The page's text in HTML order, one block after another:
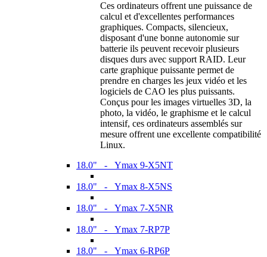
Ces ordinateurs offrent une puissance de
calcul et d'excellentes performances
graphiques. Compacts, silencieux,
disposant d'une bonne autonomie sur
batterie ils peuvent recevoir plusieurs
disques durs avec support RAID. Leur
carte graphique puissante permet de
prendre en charges les jeux vidéo et les
logiciels de CAO les plus puissants.
Conçus pour les images virtuelles 3D, la
photo, la vidéo, le graphisme et le calcul
intensif, ces ordinateurs assemblés sur
mesure offrent une excellente compatibilité
Linux.
18.0" - Ymax 9-X5NT
18.0" - Ymax 8-X5NS
18.0" - Ymax 7-X5NR
18.0" - Ymax 7-RP7P
18.0" - Ymax 6-RP6P